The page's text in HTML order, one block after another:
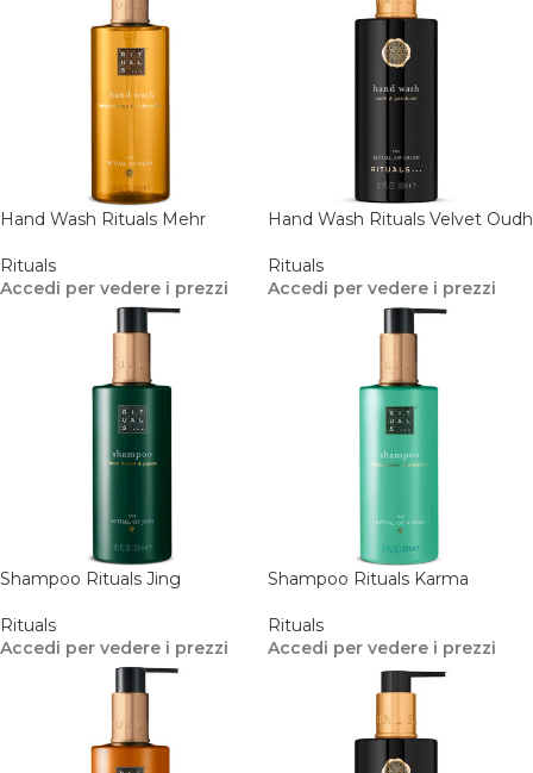
Hand Wash Rituals Mehr
Rituals
Accedi per vedere i prezzi
Hand Wash Rituals Velvet Oudh
Rituals
Accedi per vedere i prezzi
Shampoo Rituals Jing
Rituals
Accedi per vedere i prezzi
Shampoo Rituals Karma
Rituals
Accedi per vedere i prezzi